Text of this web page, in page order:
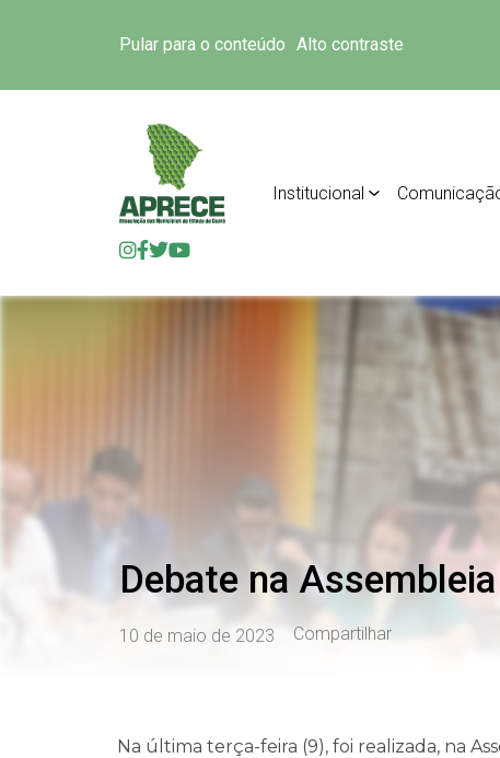
Pular para o conteúdo Alto contraste
Institucional
Debate na
10 de maio de 2023 Compartilhar
Na última terça-feira (9), foi realizada, na